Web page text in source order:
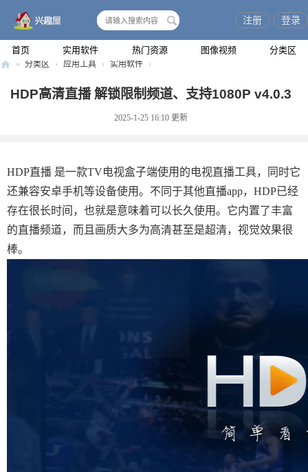
首页 实用软件 热门资源 图像视频 分类区
注册 登录
» 分类区 › 应用工具 › 实用软件 ›
HDP高清直播 解锁限制频道、支持1080P v4.0.3
2025-1-25 16:10 更新
HDP直播 是一款TV电视盒子端使用的电视直播工具，同时它
还兼容安卓手机等设备使用。不同于其他直播app，HDP已经
存在很长时间，也就是意味着可以长久使用。它内置了丰富
的直播频道，而且画质大多为高清甚至是超清，视觉效果很
棒。